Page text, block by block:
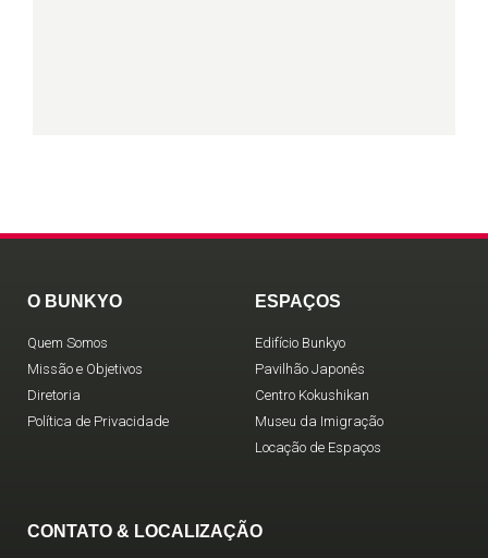
O BUNKYO
Quem Somos
Missão e Objetivos
Diretoria
Política de Privacidade
ESPAÇOS
Edifício Bunkyo
Pavilhão Japonês
Centro Kokushikan
Museu da Imigração
Locação de Espaços
CONTATO & LOCALIZAÇÃO